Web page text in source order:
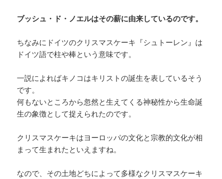
ブッシュ・ド・ノエルはその薪に由来しているのです。
ちなみにドイツのクリスマスケーキ『シュトーレン』は
ドイツ語で柱や棒という意味です。
一説によればキノコはキリストの誕生を表しているそう
です。
何もないところから忽然と生えてくる神秘性から生命誕
生の象徴として捉えられたのです。
クリスマスケーキはヨーロッパの文化と宗教的文化が相
まって生まれたといえますね。
なので、その土地どちによって多様なクリスマスケーキ